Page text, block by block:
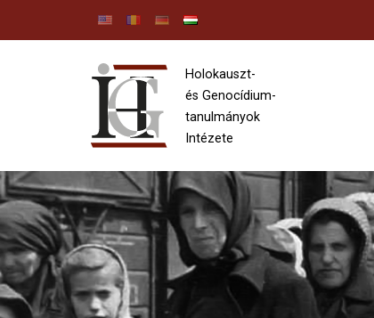
Holokauszt-
és Genocídium-
tanulmányok
Intézete